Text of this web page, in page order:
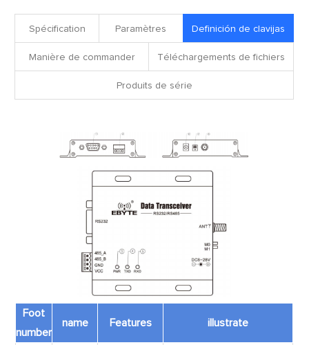
Spécification Paramètres Definición de clavijas
Manière de commander Téléchargements de fichiers
Produits de série
Foot
number
name Features illustrate